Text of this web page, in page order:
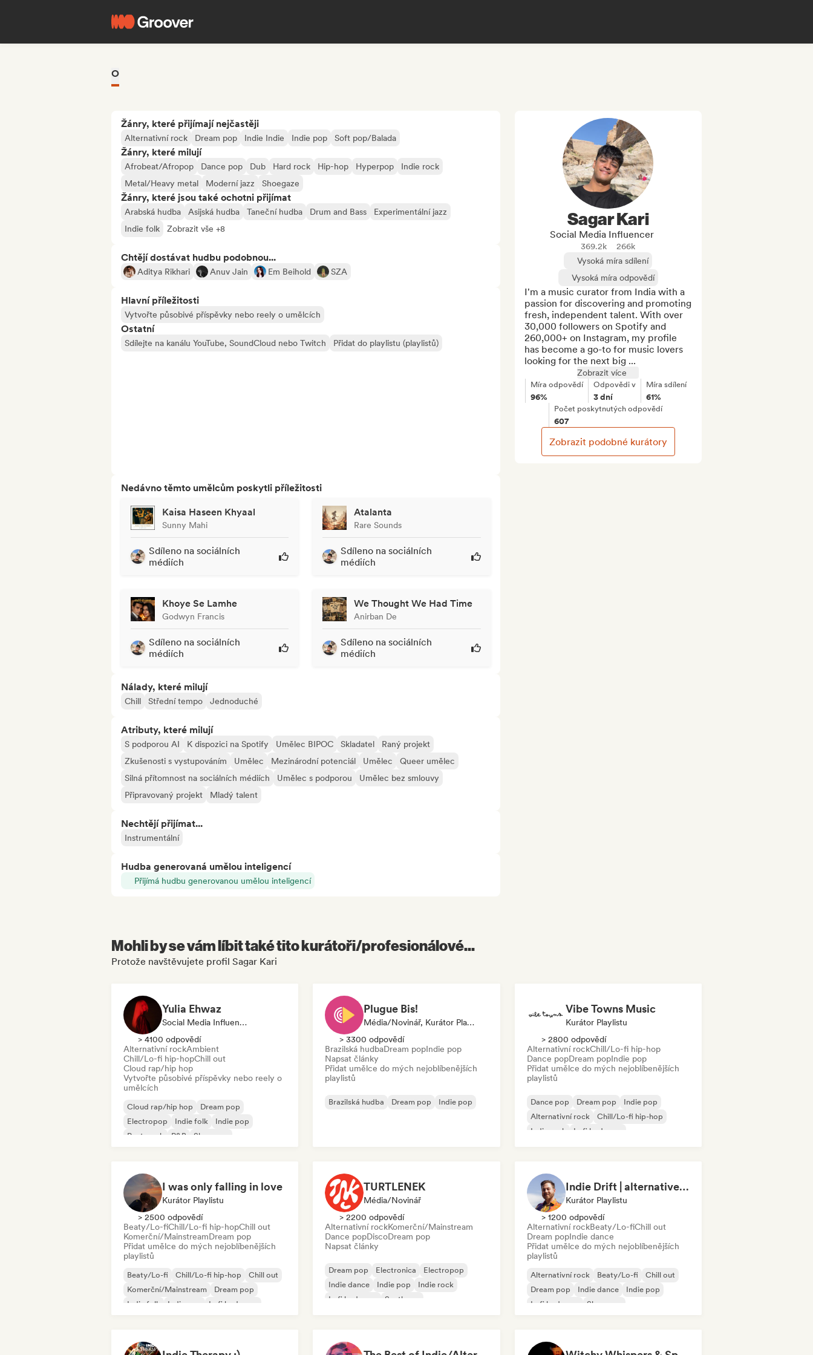
O
Žánry, které přijímají nejčastěji
Alternativní rock Dream pop Indie Indie Indie pop Soft pop/Balada
Žánry, které milují
Afrobeat/Afropop Dance pop Dub Hard rock Hip-hop Hyperpop
Indie rock
Metal/Heavy metal
Moderní jazz Shoegaze
Žánry, které jsou také ochotni přijímat
Arabská hudba Asijská hudba Taneční hudba Drum and Bass
Experimentální jazz
Indie folk
Zobrazit vše +8
Chtějí dostávat hudbu podobnou...
Aditya Rikhari Anuv Jain Em Beihold SZA
Hlavní příležitosti
Vytvořte působivé příspěvky nebo reely o umělcích
Ostatní
Sdílejte na kanálu YouTube, SoundCloud nebo Twitch Přidat do playlistu (playlistů)
Nedávno těmto umělcům poskytli příležitosti
Kaisa Haseen Khyaal
Sunny Mahi
Sdíleno na sociálních
médiích
Atalanta
Rare Sounds
Sdíleno na sociálních
médiích
Khoye Se Lamhe
Godwyn Francis
Sdíleno na sociálních
médiích
We Thought We Had Time
Anirban De
Sdíleno na sociálních
médiích
Nálady, které milují
Chill Střední tempo Jednoduché
Atributy, které milují
S podporou AI K dispozici na Spotify Umělec BIPOC Skladatel
Raný projekt
Zkušenosti s vystupováním
Umělec Mezinárodní potenciál Umělec
Queer umělec
Silná přítomnost na sociálních médiích
Umělec s podporou
Umělec bez smlouvy
Připravovaný projekt
Mladý talent
Nechtějí přijímat...
Instrumentální
Hudba generovaná umělou inteligencí
Přijímá hudbu generovanou umělou inteligencí
Sagar Kari
Social Media Influencer
369.2k
266k
Vysoká míra sdílení
Vysoká míra odpovědí
I'm a music curator from India with a
passion for discovering and promoting
fresh, independent talent. With over
30,000 followers on Spotify and
260,000+ on Instagram, my profile
has become a go-to for music lovers
looking for the next big ...
Zobrazit více
Míra odpovědí
96%
Odpovědi v
3 dní
Míra sdílení
61%
Počet poskytnutých odpovědí
607
Zobrazit podobné kurátory
Mohli by se vám líbit také tito kurátoři/profesionálové...
Protože navštěvujete profil Sagar Kari
Yulia Ehwaz
Social Media Influencer
> 4100 odpovědí
Alternativní rockAmbient
Chill/Lo-fi hip-hopChill out
Cloud rap/hip hop
Vytvořte působivé příspěvky nebo reely o
umělcích
Cloud rap/hip hop
Dream pop
Electropop
Indie folk
Indie pop
Post-punk
R&B Shoegaze
Plugue Bis!
Média/novinář, Kurátor Playlistu
> 3300 odpovědí
Brazilská hudbaDream popIndie pop
Napsat články
Přidat umělce do mých nejoblíbenějších
playlistů
Brazilská hudba Dream pop Indie pop
Vibe Towns Music
Kurátor Playlistu
> 2800 odpovědí
Alternativní rockChill/Lo-fi hip-hop
Dance popDream popIndie pop
Přidat umělce do mých nejoblíbenějších
playlistů
Dance pop Dream pop
Indie pop
Alternativní rock
Chill/Lo-fi hip-hop
Indie rock
Lofi bedroom
I was only falling in love
Kurátor Playlistu
> 2500 odpovědí
Beaty/Lo-fiChill/Lo-fi hip-hopChill out
Komerční/MainstreamDream pop
Přidat umělce do mých nejoblíbenějších
playlistů
Beaty/Lo-fi Chill/Lo-fi hip-hop
Chill out
Komerční/Mainstream
Dream pop
Indie folk
Indie pop Lofi bedroom
TURTLENEK
Média/novinář
> 2200 odpovědí
Alternativní rockKomerční/Mainstream
Dance popDiscoDream pop
Napsat články
Dream pop Electronica
Electropop
Indie dance
Indie pop
Indie rock
Lofi bedroom
Synthpop
Indie Drift | alternative indie
Kurátor Playlistu
> 1200 odpovědí
Alternativní rockBeaty/Lo-fiChill out
Dream popIndie dance
Přidat umělce do mých nejoblíbenějších
playlistů
Alternativní rock Beaty/Lo-fi
Chill out
Dream pop
Indie dance
Indie pop
Lofi bedroom
Shoegaze